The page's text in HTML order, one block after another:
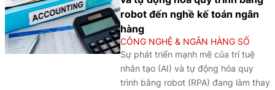
người dùng đối với hệ sinh thái tài
chính - bảo hiểm.
robot đến nghề kế toán ngân
hàng
CÔNG NGHỆ & NGÂN HÀNG SỐ
Sự phát triển mạnh mẽ của trí tuệ
nhân tạo (AI) và tự động hóa quy
trình bằng robot (RPA) đang làm thay